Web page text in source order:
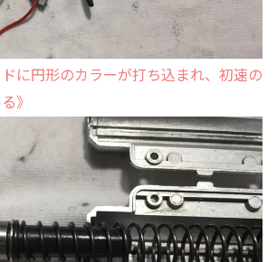
ドに円形のカラーが打ち込まれ、初速の
》